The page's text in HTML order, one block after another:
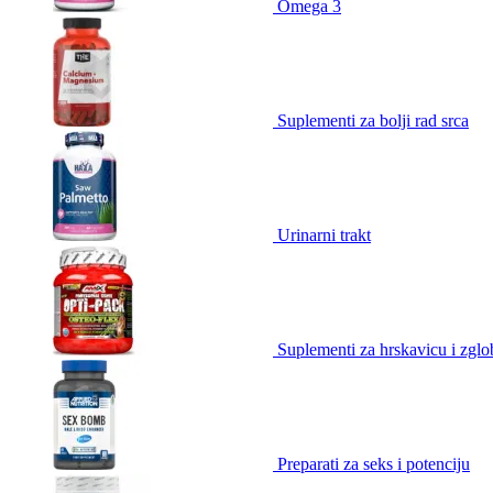
Omega 3
Suplementi za bolji rad srca
Urinarni trakt
Suplementi za hrskavicu i
Preparati za seks i potenciju